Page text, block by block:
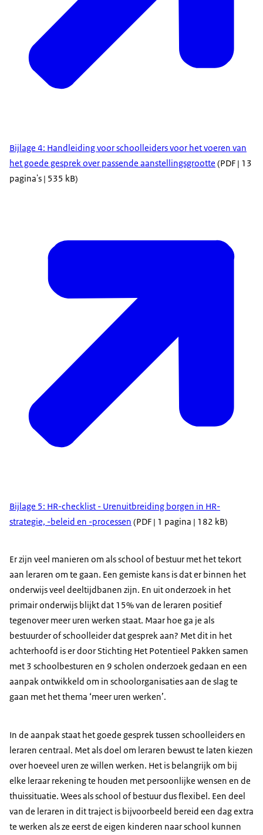
Bijlage 4: Handleiding voor schoolleiders voor het voeren van
het goede gesprek over passende aanstellingsgrootte (PDF | 13
pagina's | 535 kB)
Bijlage 5: HR-checklist - Urenuitbreiding borgen in HR-
strategie, -beleid en -processen (PDF | 1 pagina | 182 kB)
Er zijn veel manieren om als school of bestuur met het tekort
aan leraren om te gaan. Een gemiste kans is dat er binnen het
onderwijs veel deeltijdbanen zijn. En uit onderzoek in het
primair onderwijs blijkt dat 15% van de leraren positief
tegenover meer uren werken staat. Maar hoe ga je als
bestuurder of schoolleider dat gesprek aan? Met dit in het
achterhoofd is er door Stichting Het Potentieel Pakken samen
met 3 schoolbesturen en 9 scholen onderzoek gedaan en een
aanpak ontwikkeld om in schoolorganisaties aan de slag te
gaan met het thema ‘meer uren werken’.
In de aanpak staat het goede gesprek tussen schoolleiders en
leraren centraal. Met als doel om leraren bewust te laten kiezen
over hoeveel uren ze willen werken. Het is belangrijk om bij
elke leraar rekening te houden met persoonlijke wensen en de
thuissituatie. Wees als school of bestuur dus flexibel. Een deel
van de leraren in dit traject is bijvoorbeeld bereid een dag extra
te werken als ze eerst de eigen kinderen naar school kunnen